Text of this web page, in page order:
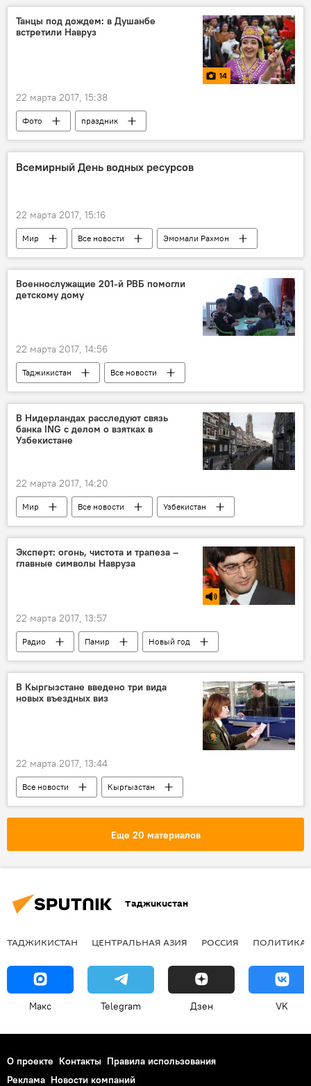
Танцы под дождем: в Душанбе
встретили Навруз
14
22 марта 2017, 15:38
Фото
праздник
Празднование Навруза-2026
Новости Душанбе
Всемирный День водных ресурсов
22 марта 2017, 15:16
Мир Все новости
Эмомали Рахмон
ООН
Таджикистан
Военнослужащие 201-й РВБ помогли
детскому дому
22 марта 2017, 14:56
Таджикистан
Все новости
201-я РВБ в Таджикистане
В Нидерландах расследуют связь
банка ING с делом о взятках в
Узбекистане
22 марта 2017, 14:20
Мир Все новости
Узбекистан
Нидерланды
Эксперт: огонь, чистота и трапеза –
главные символы Навруза
22 марта 2017, 13:57
Радио Памир
Новый год
праздник
Празднование Навруза-2026
Таджикистан
В Кыргызстане введено три вида
новых въездных виз
22 марта 2017, 13:44
Все новости
Кыргызстан
Центральная Азия
Еще 20 материалов
Таджикистан
ТАДЖИКИСТАН ЦЕНТРАЛЬНАЯ АЗИЯ РОССИЯ ПОЛИТИКА
Макс Telegram Дзен VK
О проекте Контакты Правила использования
Реклама Новости компаний